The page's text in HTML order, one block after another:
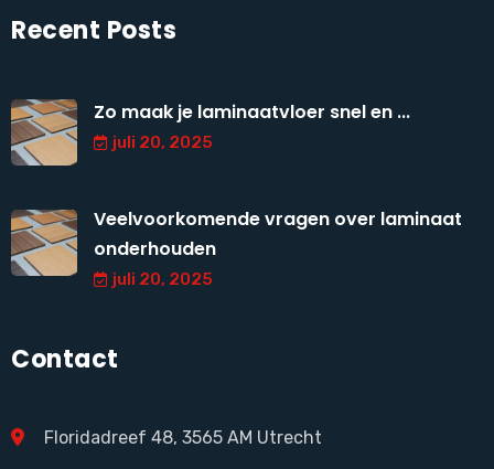
Recent Posts
Zo maak je laminaatvloer snel en ...
juli 20, 2025
Veelvoorkomende vragen over laminaat
onderhouden
juli 20, 2025
Contact
Floridadreef 48, 3565 AM Utrecht